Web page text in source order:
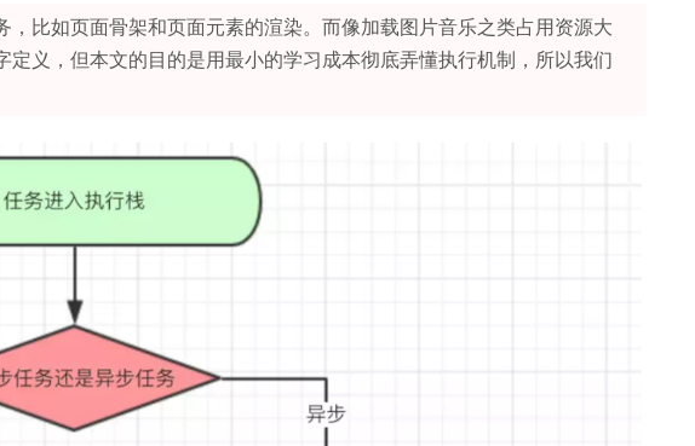
比如页面骨架和页面元素的渲染。而像加载图片音乐之类占用资源大
义，但本文的目的是用最小的学习成本彻底弄懂执行机制，所以我们